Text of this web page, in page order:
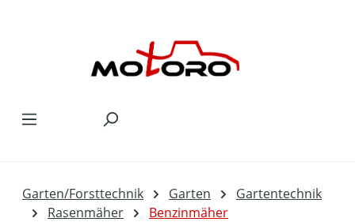
Garten/Forsttechnik Garten
Gartentechnik
Rasenmäher
Benzinmäher